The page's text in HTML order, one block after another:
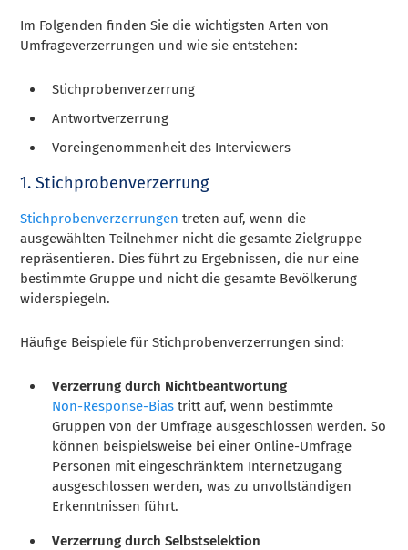
Im Folgenden finden Sie die wichtigsten Arten von
Umfrageverzerrungen und wie sie entstehen:
Stichprobenverzerrung
Antwortverzerrung
Voreingenommenheit des Interviewers
1. Stichprobenverzerrung
Stichprobenverzerrungen treten auf, wenn die
ausgewählten Teilnehmer nicht die gesamte Zielgruppe
repräsentieren. Dies führt zu Ergebnissen, die nur eine
bestimmte Gruppe und nicht die gesamte Bevölkerung
widerspiegeln.
Häufige Beispiele für Stichprobenverzerrungen sind:
Verzerrung durch Nichtbeantwortung
Non-Response-Bias tritt auf, wenn bestimmte
Gruppen von der Umfrage ausgeschlossen werden. So
können beispielsweise bei einer Online-Umfrage
Personen mit eingeschränktem Internetzugang
ausgeschlossen werden, was zu unvollständigen
Erkenntnissen führt.
Verzerrung durch Selbstselektion